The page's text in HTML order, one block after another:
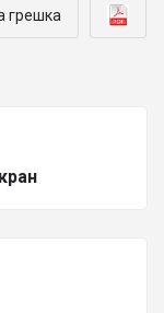
грешка